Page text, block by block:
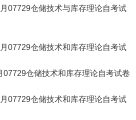
07729仓储技术与库存理论自考试
07729仓储技术和库存理论自考试
07729仓储技术和库存理论自考试卷
07729仓储技术和库存理论自考试